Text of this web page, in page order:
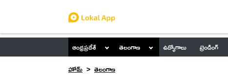
ఆంధ్రప్రదేశ్ తెలంగాణ ఉద్యోగాలు ట్రెండింగ్
హోమ్
తెలంగాణ